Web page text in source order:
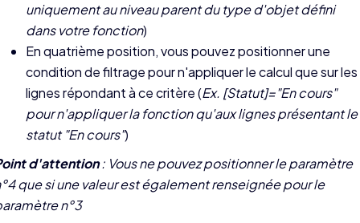
uniquement au niveau parent du type d'objet défini
dans votre fonction)
En quatrième position, vous pouvez positionner une
condition de filtrage pour n'appliquer le calcul que sur les
lignes répondant à ce critère (Ex. [Statut]="En cours"
pour n'appliquer la fonction qu'aux lignes présentant le
statut "En cours")
d'attention: Vous ne pouvez positionner le paramètre
que si une valeur est également renseignée pour le
n°3